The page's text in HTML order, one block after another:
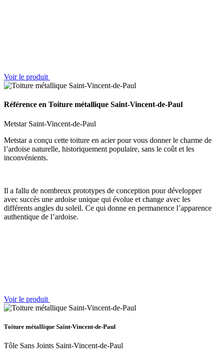
Voir le produit
Référence en Toiture métallique Saint-Vincent-de-Paul
Metstar Saint-Vincent-de-Paul
Metstar a conçu cette toiture en acier pour vous donner le charme de
l’ardoise naturelle, historiquement populaire, sans le coût et les
inconvénients.
Il a fallu de nombreux prototypes de conception pour développer
avec succès une ardoise unique qui évolue et change avec les
différents angles du soleil. Ce qui donne en permanence l’apparence
authentique de l’ardoise.
Voir le produit
Toiture métallique Saint-Vincent-de-Paul
Tôle Sans Joints Saint-Vincent-de-Paul